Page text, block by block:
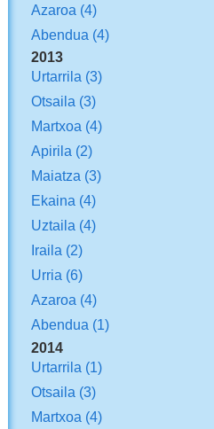
Azaroa (4)
Abendua (4)
2013
Urtarrila (3)
Otsaila (3)
Martxoa (4)
Apirila (2)
Maiatza (3)
Ekaina (4)
Uztaila (4)
Iraila (2)
Urria (6)
Azaroa (4)
Abendua (1)
2014
Urtarrila (1)
Otsaila (3)
Martxoa (4)